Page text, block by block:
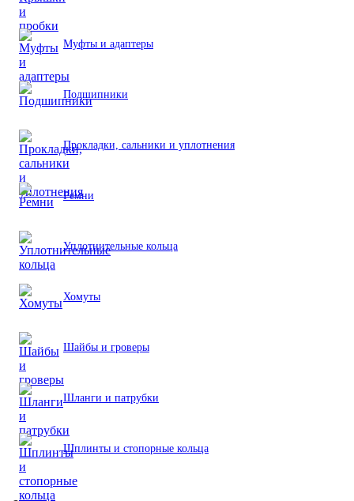
Муфты и адаптеры
Подшипники
Прокладки, сальники и уплотнения
Ремни
Уплотнительные кольца
Хомуты
Шайбы и гроверы
Шланги и патрубки
Шплинты и стопорные кольца